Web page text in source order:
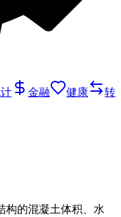
金融 健康
转
构的混凝土体积、水